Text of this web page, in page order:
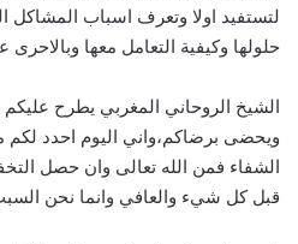
لتستفيد اولا وتعرف اسباب المشاكل
حلولها وكيفية التعامل معها وبالاحرى
الشيخ الروحاني المغربي يطرح
ويحضى برضاكم،واني اليوم احدد
الشفاء فمن الله تعالى وان حصل
قبل كل شيء والعافي وانما نحن